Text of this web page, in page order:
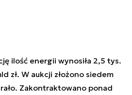
ilość energii wynosiła 2,5 tys.
zł. W aukcji złożono siedem
Zakontraktowano ponad